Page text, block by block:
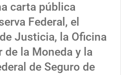
carta pública
Federal, el
Justicia, la Oficina
de la Moneda y la
de Seguro de